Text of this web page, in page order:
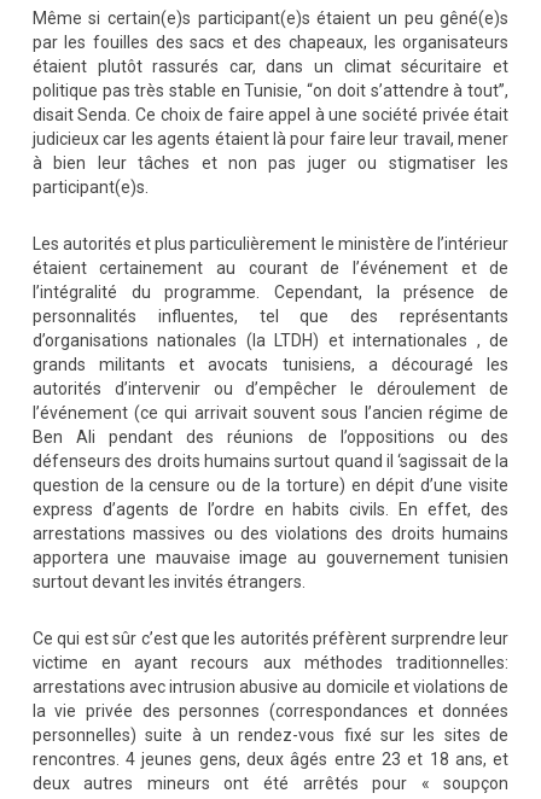
Même si certain(e)s participant(e)s étaient un peu gêné(e)s
par les fouilles des sacs et des chapeaux, les organisateurs
étaient plutôt rassurés car, dans un climat sécuritaire et
politique pas très stable en Tunisie, “on doit s’attendre à tout”,
disait Senda. Ce choix de faire appel à une société privée était
judicieux car les agents étaient là pour faire leur travail, mener
à bien leur tâches et non pas juger ou stigmatiser les
participant(e)s.
Les autorités et plus particulièrement le ministère de l’intérieur
étaient certainement au courant de l’événement et de
l’intégralité du programme. Cependant, la présence de
personnalités influentes, tel que des représentants
d’organisations nationales (la LTDH) et internationales , de
grands militants et avocats tunisiens, a découragé les
autorités d’intervenir ou d’empêcher le déroulement de
l’événement (ce qui arrivait souvent sous l’ancien régime de
Ben Ali pendant des réunions de l’oppositions ou des
défenseurs des droits humains surtout quand il ‘sagissait de la
question de la censure ou de la torture) en dépit d’une visite
express d’agents de l’ordre en habits civils. En effet, des
arrestations massives ou des violations des droits humains
apportera une mauvaise image au gouvernement tunisien
surtout devant les invités étrangers.
Ce qui est sûr c’est que les autorités préfèrent surprendre leur
victime en ayant recours aux méthodes traditionnelles:
arrestations avec intrusion abusive au domicile et violations de
la vie privée des personnes (correspondances et données
personnelles) suite à un rendez-vous fixé sur les sites de
rencontres. 4 jeunes gens, deux âgés entre 23 et 18 ans, et
deux autres mineurs ont été arrêtés pour « soupçon